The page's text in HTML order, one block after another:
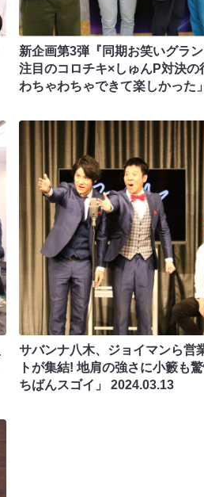
新企画第3弾『同期お笑いグラ
注目のコロチキ×しゅんP対決
わちゃわちゃできて楽しかった
サバンナ八木、ジョイマンら営
トが集結! 地肩の強さに小籔も
ちばんスゴイ」2024.03.13